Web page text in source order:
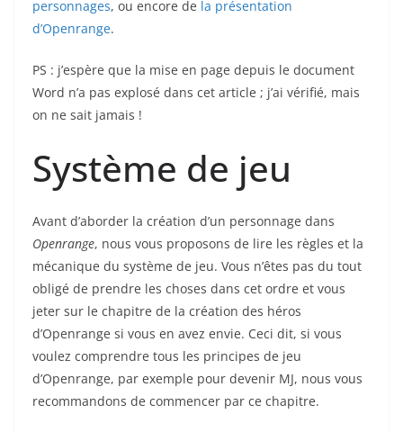
personnages, ou encore de la présentation
d’Openrange.
PS : j’espère que la mise en page depuis le document
Word n’a pas explosé dans cet article ; j’ai vérifié, mais
on ne sait jamais !
Système de jeu
Avant d’aborder la création d’un personnage dans
Openrange, nous vous proposons de lire les règles et la
mécanique du système de jeu. Vous n’êtes pas du tout
obligé de prendre les choses dans cet ordre et vous
jeter sur le chapitre de la création des héros
d’Openrange si vous en avez envie. Ceci dit, si vous
voulez comprendre tous les principes de jeu
d’Openrange, par exemple pour devenir MJ, nous vous
recommandons de commencer par ce chapitre.